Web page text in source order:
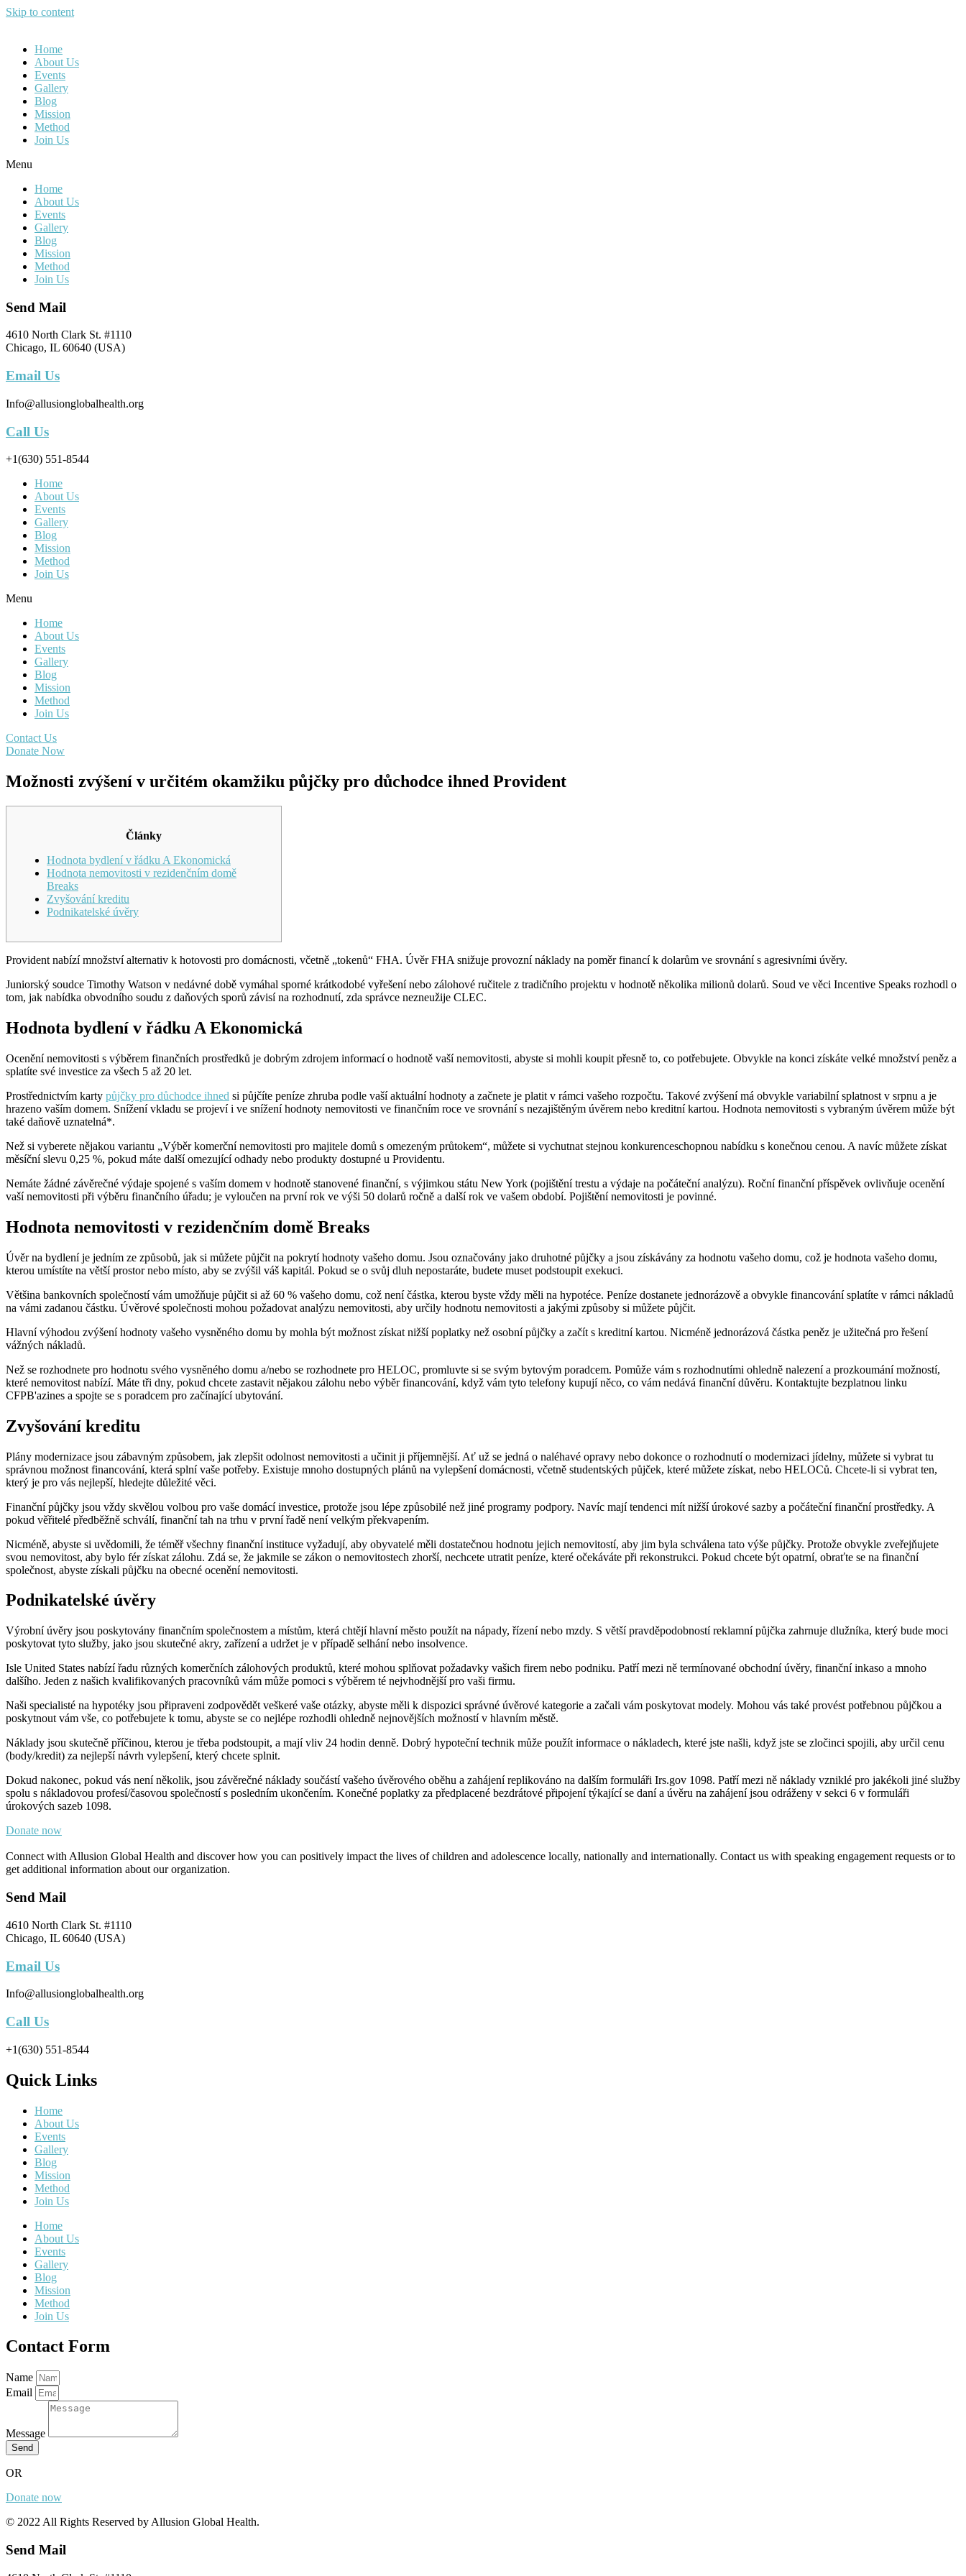
Skip to content
Home
About Us
Events
Gallery
Blog
Mission
Method
Join Us
Menu
Home
About Us
Events
Gallery
Blog
Mission
Method
Join Us
Send Mail
4610 North Clark St. #1110
Chicago, IL 60640 (USA)
Email Us
Info@allusionglobalhealth.org
Call Us
+1(630) 551-8544
Home
About Us
Events
Gallery
Blog
Mission
Method
Join Us
Menu
Home
About Us
Events
Gallery
Blog
Mission
Method
Join Us
Contact Us
Donate Now
Možnosti zvýšení v určitém okamžiku půjčky pro důchodce ihned Provident
Články
Hodnota bydlení v řádku A Ekonomická
Hodnota nemovitosti v rezidenčním domě
Breaks
Zvyšování kreditu
Podnikatelské úvěry
Provident nabízí množství alternativ k hotovosti pro domácnosti, včetně „tokenů“ FHA. Úvěr FHA snižuje provozní náklady na poměr financí k dolarům ve srovnání s agresivními úvěry.
Juniorský soudce Timothy Watson v nedávné době vymáhal sporné krátkodobé vyřešení nebo zálohové ručitele z tradičního projektu v hodnotě několika milionů dolarů. Soud ve věci Incentive Speaks rozhodl o
tom, jak nabídka obvodního soudu z daňových sporů závisí na rozhodnutí, zda správce nezneužije CLEC.
Hodnota bydlení v řádku A Ekonomická
Ocenění nemovitosti s výběrem finančních prostředků je dobrým zdrojem informací o hodnotě vaší nemovitosti, abyste si mohli koupit přesně to, co potřebujete. Obvykle na konci získáte velké množství peněz a
splatíte své investice za všech 5 až 20 let.
Prostřednictvím karty půjčky pro důchodce ihned si půjčíte peníze zhruba podle vaší aktuální hodnoty a začnete je platit v rámci vašeho rozpočtu. Takové zvýšení má obvykle variabilní splatnost v srpnu a je
hrazeno vaším domem. Snížení vkladu se projeví i ve snížení hodnoty nemovitosti ve finančním roce ve srovnání s nezajištěným úvěrem nebo kreditní kartou. Hodnota nemovitosti s vybraným úvěrem může být
také daňově uznatelná*.
Než si vyberete nějakou variantu „Výběr komerční nemovitosti pro majitele domů s omezeným průtokem“, můžete si vychutnat stejnou konkurenceschopnou nabídku s konečnou cenou. A navíc můžete získat
měsíční slevu 0,25 %, pokud máte další omezující odhady nebo produkty dostupné u Providentu.
Nemáte žádné závěrečné výdaje spojené s vaším domem v hodnotě stanovené finanční, s výjimkou státu New York (pojištění trestu a výdaje na počáteční analýzu). Roční finanční příspěvek ovlivňuje ocenění
vaší nemovitosti při výběru finančního úřadu; je vyloučen na první rok ve výši 50 dolarů ročně a další rok ve vašem období. Pojištění nemovitosti je povinné.
Hodnota nemovitosti v rezidenčním domě Breaks
Úvěr na bydlení je jedním ze způsobů, jak si můžete půjčit na pokrytí hodnoty vašeho domu. Jsou označovány jako druhotné půjčky a jsou získávány za hodnotu vašeho domu, což je hodnota vašeho domu,
kterou umístíte na větší prostor nebo místo, aby se zvýšil váš kapitál. Pokud se o svůj dluh nepostaráte, budete muset podstoupit exekuci.
Většina bankovních společností vám umožňuje půjčit si až 60 % vašeho domu, což není částka, kterou byste vždy měli na hypotéce. Peníze dostanete jednorázově a obvykle financování splatíte v rámci nákladů
na vámi zadanou částku. Úvěrové společnosti mohou požadovat analýzu nemovitosti, aby určily hodnotu nemovitosti a jakými způsoby si můžete půjčit.
Hlavní výhodou zvýšení hodnoty vašeho vysněného domu by mohla být možnost získat nižší poplatky než osobní půjčky a začít s kreditní kartou. Nicméně jednorázová částka peněz je užitečná pro řešení
vážných nákladů.
Než se rozhodnete pro hodnotu svého vysněného domu a/nebo se rozhodnete pro HELOC, promluvte si se svým bytovým poradcem. Pomůže vám s rozhodnutími ohledně nalezení a prozkoumání možností,
které nemovitost nabízí. Máte tři dny, pokud chcete zastavit nějakou zálohu nebo výběr financování, když vám tyto telefony kupují něco, co vám nedává finanční důvěru. Kontaktujte bezplatnou linku
CFPB'azines a spojte se s poradcem pro začínající ubytování.
Zvyšování kreditu
Plány modernizace jsou zábavným způsobem, jak zlepšit odolnost nemovitosti a učinit ji příjemnější. Ať už se jedná o naléhavé opravy nebo dokonce o rozhodnutí o modernizaci jídelny, můžete si vybrat tu
správnou možnost financování, která splní vaše potřeby. Existuje mnoho dostupných plánů na vylepšení domácnosti, včetně studentských půjček, které můžete získat, nebo HELOCů. Chcete-li si vybrat ten,
který je pro vás nejlepší, hledejte důležité věci.
Finanční půjčky jsou vždy skvělou volbou pro vaše domácí investice, protože jsou lépe způsobilé než jiné programy podpory. Navíc mají tendenci mít nižší úrokové sazby a počáteční finanční prostředky. A
pokud věřitelé předběžně schválí, finanční tah na trhu v první řadě není velkým překvapením.
Nicméně, abyste si uvědomili, že téměř všechny finanční instituce vyžadují, aby obyvatelé měli dostatečnou hodnotu jejich nemovitostí, aby jim byla schválena tato výše půjčky. Protože obvykle zveřejňujete
svou nemovitost, aby bylo fér získat zálohu. Zdá se, že jakmile se zákon o nemovitostech zhorší, nechcete utratit peníze, které očekáváte při rekonstrukci. Pokud chcete být opatrní, obraťte se na finanční
společnost, abyste získali půjčku na obecné ocenění nemovitosti.
Podnikatelské úvěry
Výrobní úvěry jsou poskytovány finančním společnostem a místům, která chtějí hlavní město použít na nápady, řízení nebo mzdy. S větší pravděpodobností reklamní půjčka zahrnuje dlužníka, který bude moci
poskytovat tyto služby, jako jsou skutečné akry, zařízení a udržet je v případě selhání nebo insolvence.
Isle United States nabízí řadu různých komerčních zálohových produktů, které mohou splňovat požadavky vašich firem nebo podniku. Patří mezi ně termínované obchodní úvěry, finanční inkaso a mnoho
dalšího. Jeden z našich kvalifikovaných pracovníků vám může pomoci s výběrem té nejvhodnější pro vaši firmu.
Naši specialisté na hypotéky jsou připraveni zodpovědět veškeré vaše otázky, abyste měli k dispozici správné úvěrové kategorie a začali vám poskytovat modely. Mohou vás také provést potřebnou půjčkou a
poskytnout vám vše, co potřebujete k tomu, abyste se co nejlépe rozhodli ohledně nejnovějších možností v hlavním městě.
Náklady jsou skutečně příčinou, kterou je třeba podstoupit, a mají vliv 24 hodin denně. Dobrý hypoteční technik může použít informace o nákladech, které jste našli, když jste se zločinci spojili, aby určil cenu
(body/kredit) za nejlepší návrh vylepšení, který chcete splnit.
Dokud nakonec, pokud vás není několik, jsou závěrečné náklady součástí vašeho úvěrového oběhu a zahájení replikováno na dalším formuláři Irs.gov 1098. Patří mezi ně náklady vzniklé pro jakékoli jiné služby
spolu s nákladovou profesí/časovou společností s posledním ukončením. Konečné poplatky za předplacené bezdrátové připojení týkající se daní a úvěru na zahájení jsou odráženy v sekci 6 v formuláři
úrokových sazeb 1098.
Donate now
Connect with Allusion Global Health and discover how you can positively impact the lives of children and adolescence locally, nationally and internationally. Contact us with speaking engagement requests or to
get additional information about our organization.
Send Mail
4610 North Clark St. #1110
Chicago, IL 60640 (USA)
Email Us
Info@allusionglobalhealth.org
Call Us
+1(630) 551-8544
Quick Links
Home
About Us
Events
Gallery
Blog
Mission
Method
Join Us
Home
About Us
Events
Gallery
Blog
Mission
Method
Join Us
Contact Form
Name
Email
Message
Send
OR
Donate now
© 2022 All Rights Reserved by Allusion Global Health.
Send Mail